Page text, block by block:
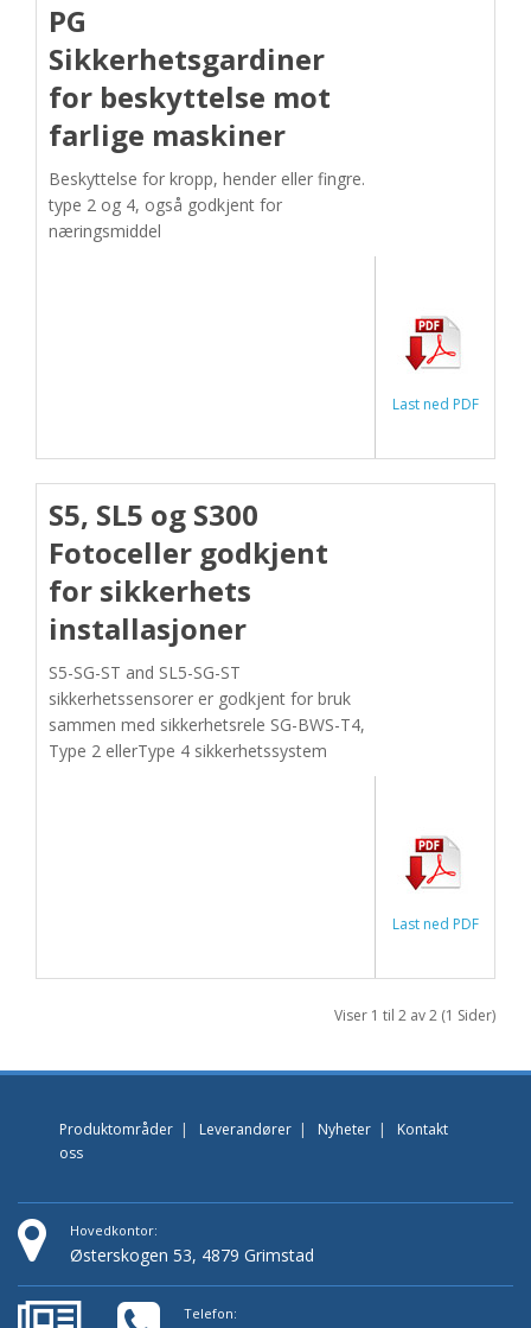
PG
Sikkerhetsgardiner
for beskyttelse mot
farlige maskiner
Beskyttelse for kropp, hender eller fingre.
type 2 og 4, også godkjent for
næringsmiddel
Last ned PDF
S5, SL5 og S300
Fotoceller godkjent
for sikkerhets
installasjoner
S5-SG-ST and SL5-SG-ST
sikkerhetssensorer er godkjent for bruk
sammen med sikkerhetsrele SG-BWS-T4,
Type 2 ellerType 4 sikkerhetssystem
Last ned PDF
Viser 1 til 2 av 2 (1 Sider)
Produktområder | Leverandører | Nyheter | Kontakt
oss
Hovedkontor:
Østerskogen 53, 4879 Grimstad
Telefon: